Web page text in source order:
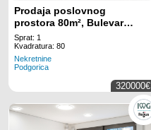
Prodaja poslovnog
prostora 80m², Bulevar
Džordža Vašingtona,
Podgorica
Sprat: 1
Kvadratura: 80
Nekretnine
Podgorica
320000€